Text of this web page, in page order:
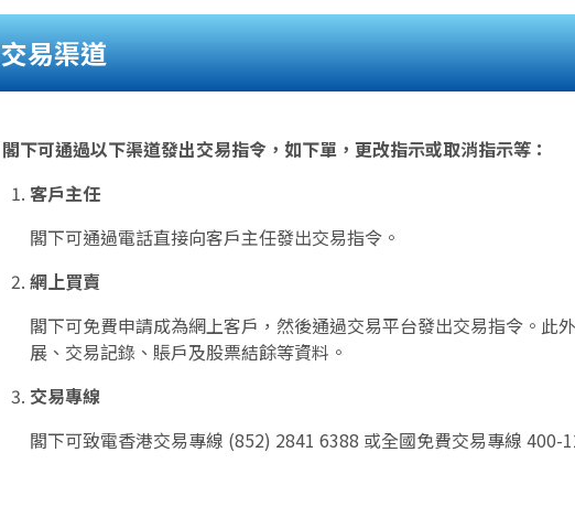
交易渠道
閣下可通過以下渠道發出交易指令，如下單，更改指示或取消指示等：
客戶主任
閣下可通過電話直接向客戶主任發出交易指令。
網上買賣
閣下可免費申請成為網上客戶，然後通過交易平台發出交易指令。此
展、交易記錄、賬戶及股票結餘等資料。
交易專線
閣下可致電香港交易專線 (852) 2841 6388 或全國免費交易專線 400-